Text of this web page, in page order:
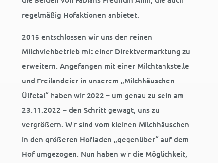
regelmäßig Hofaktionen anbietet.
2016 entschlossen wir uns den reinen
Milchviehbetrieb mit einer Direktvermarktung zu
erweitern. Angefangen mit einer Milchtankstelle
und Freilandeier in unserem „Milchhäuschen
Ülfetal“ haben wir 2022 – um genau zu sein am
23.11.2022 – den Schritt gewagt, uns zu
vergrößern. Wir sind vom kleinen Milchhäuschen
in den größeren Hofladen „gegenüber“ auf dem
Hof umgezogen. Nun haben wir die Möglichkeit,